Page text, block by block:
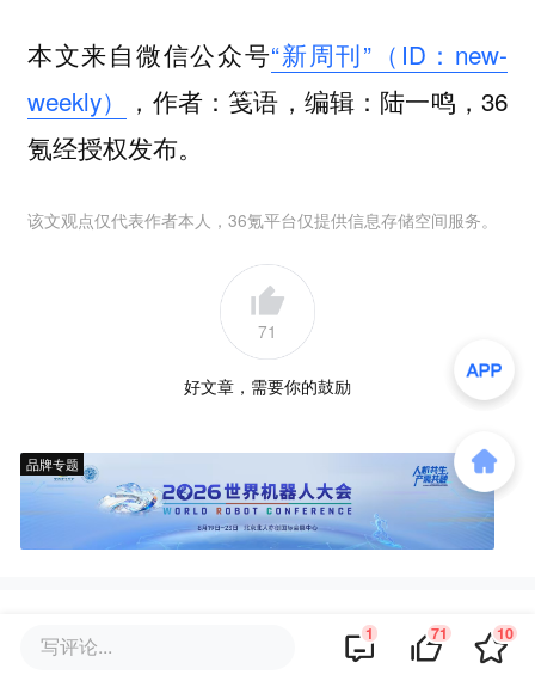
本文来自微信公众号“新周刊”（ID：new-
weekly）
，作者：笺语，编辑：陆一鸣，36
氪经授权发布。
该文观点仅代表作者本人，36氪平台仅提供信息存储空间服务。
71
好文章，需要你的鼓励
品牌专题
写评论... 1 71 10